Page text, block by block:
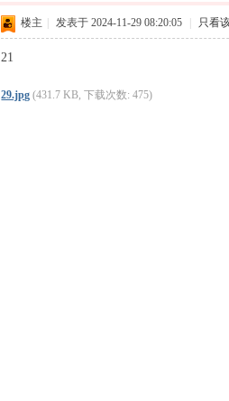
楼主 发表于 2024-11-29 08:20:05 只看
21
29.jpg (431.7 KB, 下载次数: 475)